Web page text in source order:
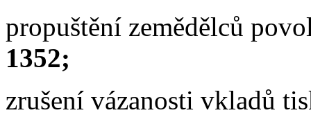
propuštění zemědělců
1352;
zrušení vázanosti vkladů